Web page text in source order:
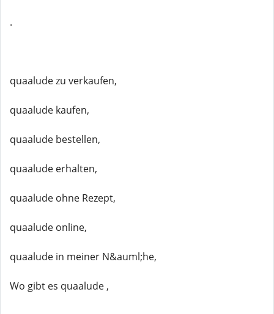
.
quaalude zu verkaufen,
quaalude kaufen,
quaalude bestellen,
quaalude erhalten,
quaalude ohne Rezept,
quaalude online,
quaalude in meiner N&auml;he,
Wo gibt es quaalude ,